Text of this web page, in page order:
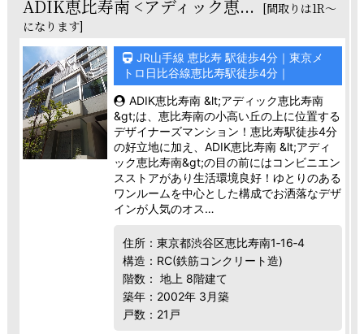
ADIK恵比寿南 <アディック恵... [間取りは1R～
になります]
JR山手線 恵比寿 駅徒歩4分｜東京メ
トロ日比谷線恵比寿駅徒歩4分｜
ADIK恵比寿南 &lt;アディック恵比寿南
&gt;は、恵比寿南の小高い丘の上に位置する
デザイナーズマンション！恵比寿駅徒歩4分
の好立地に加え、ADIK恵比寿南 &lt;アディ
ック恵比寿南&gt;の目の前にはコンビニエン
スストアがあり生活環境良好！ゆとりのある
ワンルームを中心とした構成でお洒落なデザ
インが人気のオス…
住所：東京都渋谷区恵比寿南1‐16‐4
構造：RC(鉄筋コンクリート造)
階数： 地上 8階建て
築年：2002年 3月築
戸数：21戸